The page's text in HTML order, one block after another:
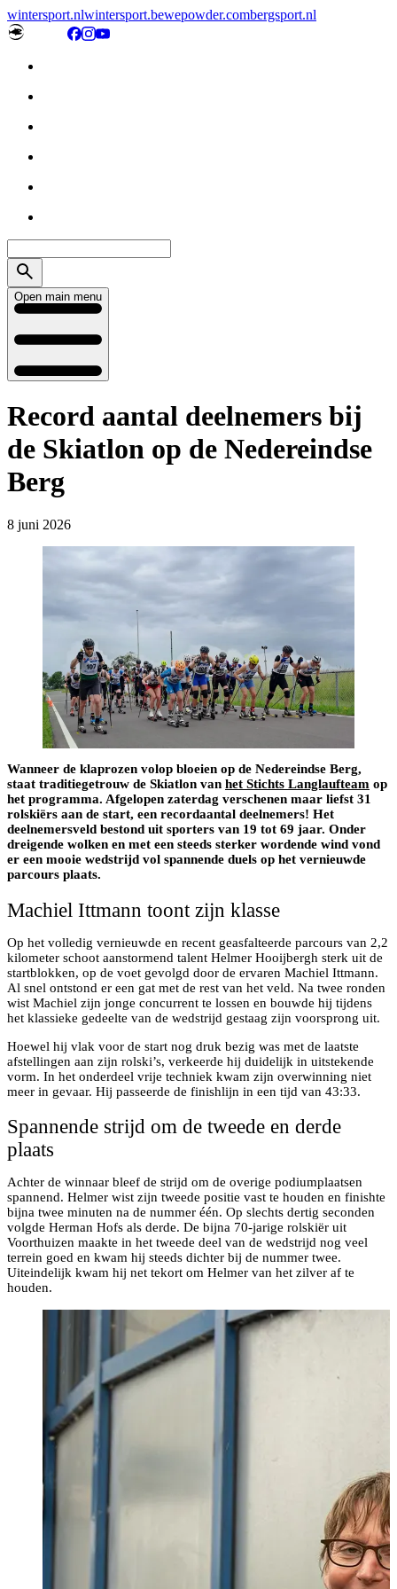
wintersport.nlwintersport.bewepowder.combergsport.nl
Open main menu
Record aantal deelnemers bij
de Skiatlon op de Nedereindse
Berg
8 juni 2026
Wanneer de klaprozen volop bloeien op de Nedereindse Berg,
staat traditiegetrouw de Skiatlon van het Stichts Langlaufteam op
het programma. Afgelopen zaterdag verschenen maar liefst 31
rolskiërs aan de start, een recordaantal deelnemers! Het
deelnemersveld bestond uit sporters van 19 tot 69 jaar. Onder
dreigende wolken en met een steeds sterker wordende wind vond
er een mooie wedstrijd vol spannende duels op het vernieuwde
parcours plaats.
Machiel Ittmann toont zijn klasse
Op het volledig vernieuwde en recent geasfalteerde parcours van 2,2
kilometer schoot aanstormend talent Helmer Hooijbergh sterk uit de
startblokken, op de voet gevolgd door de ervaren Machiel Ittmann.
Al snel ontstond er een gat met de rest van het veld. Na twee ronden
wist Machiel zijn jonge concurrent te lossen en bouwde hij tijdens
het klassieke gedeelte van de wedstrijd gestaag zijn voorsprong uit.
Hoewel hij vlak voor de start nog druk bezig was met de laatste
afstellingen aan zijn rolski’s, verkeerde hij duidelijk in uitstekende
vorm. In het onderdeel vrije techniek kwam zijn overwinning niet
meer in gevaar. Hij passeerde de finishlijn in een tijd van 43:33.
Spannende strijd om de tweede en derde
plaats
Achter de winnaar bleef de strijd om de overige podiumplaatsen
spannend. Helmer wist zijn tweede positie vast te houden en finishte
bijna twee minuten na de nummer één. Op slechts dertig seconden
volgde Herman Hofs als derde. De bijna 70-jarige rolskiër uit
Voorthuizen maakte in het tweede deel van de wedstrijd nog veel
terrein goed en kwam hij steeds dichter bij de nummer twee.
Uiteindelijk kwam hij net tekort om Helmer van het zilver af te
houden.